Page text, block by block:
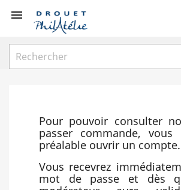

Pour pouvoir consulter
passer commande, vous
préalable ouvrir un compte.
Vous recevrez
mot de passe et dès